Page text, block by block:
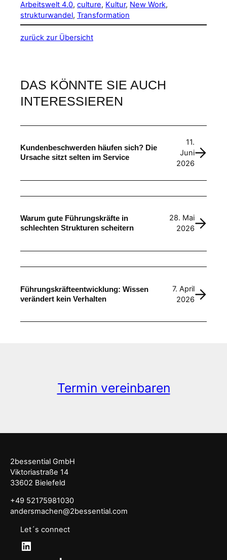
Arbeitswelt 4.0, culture, Kultur, New Work
strukturwandel, Transformation
zurück zur Übersicht
DAS KÖNNTE SIE AUCH
INTERESSIEREN
Kundenbeschwerden häufen sich? Die
Ursache sitzt selten im Service
11.
Juni
2026
Warum gute Führungskräfte in
schlechten Strukturen scheitern
28. Mai
2026
Führungskräfteentwicklung: Wissen
verändert kein Verhalten
7. April
2026
Termin vereinbaren
2bessential GmbH
Viktoriastraße 14
33602 Bielefeld
+49 52175981030
andersmachen@2bessential.com
Let´s connect
LinkedIn